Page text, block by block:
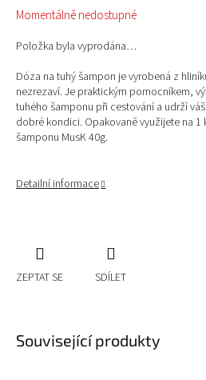
Měrná
cena:
Momentálně nedostupné
Položka byla vyprodána…
Dóza na tuhý šampon je vyrobená z
nezrezaví. Je praktickým pomocníkem,
tuhého šamponu při cestování a udrží
dobré kondici. Opakovaně využijete na
šamponu MusK 40g.
Detailní informace
ZEPTAT SE SDÍLET
Související produkty